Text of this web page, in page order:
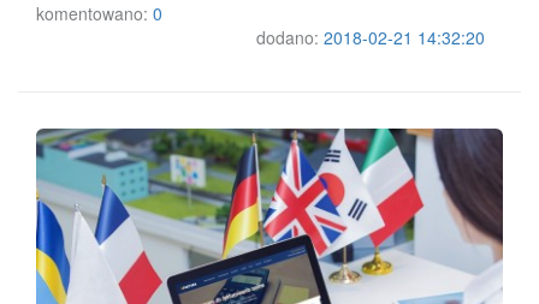
komentowano: 0
dodano: 2018-02-21 14:32:20